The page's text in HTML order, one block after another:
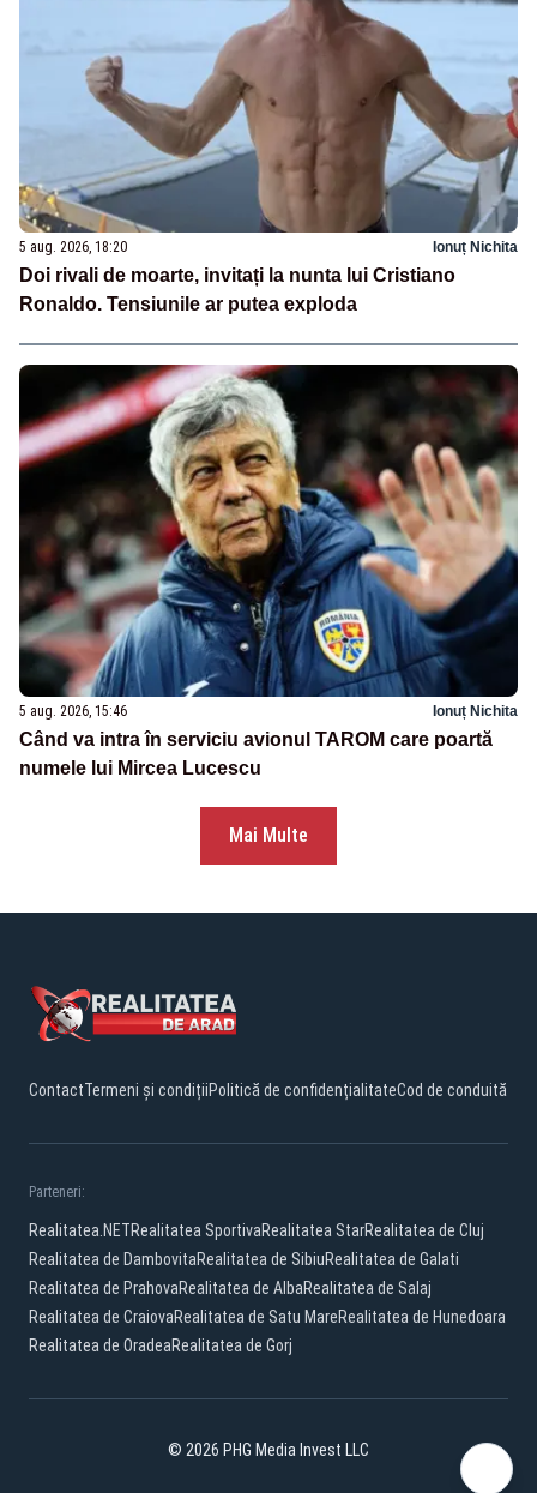
5 aug. 2026, 18:20 Ionuț Nichita
Doi rivali de moarte, invitați la nunta lui Cristiano
Ronaldo. Tensiunile ar putea exploda
5 aug. 2026, 15:46 Ionuț Nichita
Când va intra în serviciu avionul TAROM care poartă
numele lui Mircea Lucescu
Mai Multe
ContactTermeni și condițiiPolitică de confidențialitateCod de conduită
Parteneri:
Realitatea.NETRealitatea SportivaRealitatea StarRealitatea de Cluj
Realitatea de DambovitaRealitatea de SibiuRealitatea de Galati
Realitatea de PrahovaRealitatea de AlbaRealitatea de Salaj
Realitatea de CraiovaRealitatea de Satu MareRealitatea de Hunedoara
Realitatea de OradeaRealitatea de Gorj
© 2026 PHG Media Invest LLC